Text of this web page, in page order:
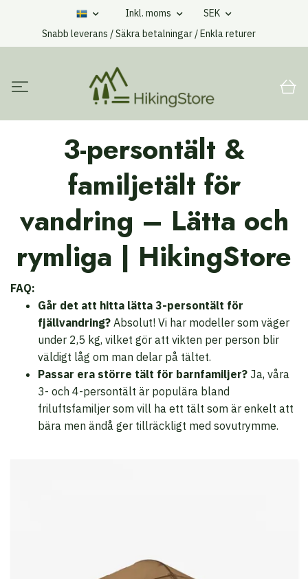
Inkl. moms
SEK
Snabb leverans / Säkra betalningar / Enkla returer
3-persontält &
familjetält för
vandring – Lätta och
rymliga | HikingStore
FAQ:
Går det att hitta lätta 3-persontält för
fjällvandring? Absolut! Vi har modeller som väger
under 2,5 kg, vilket gör att vikten per person blir
väldigt låg om man delar på tältet.
Passar era större tält för barnfamiljer? Ja, våra
3- och 4-persontält är populära bland
friluftsfamiljer som vill ha ett tält som är enkelt att
bära men ändå ger tillräckligt med sovutrymme.